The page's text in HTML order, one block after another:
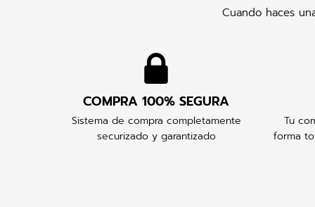
Cuando haces
COMPRA 100% SEGURA
Sistema de compra completamente
securizado y garantizado
Tu
forma